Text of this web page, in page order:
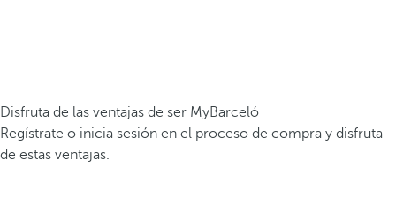
Disfruta de las ventajas de ser MyBarceló
Regístrate o inicia sesión en el proceso de compra y disfruta
de estas ventajas.